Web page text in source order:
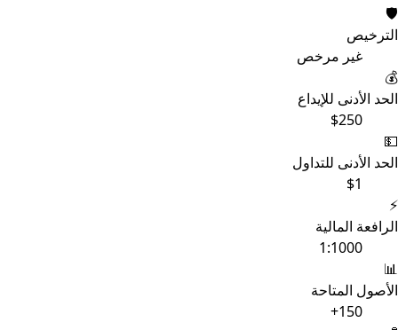
🛡️
الترخيص
غير مرخص
💰
الحد الأدنى للإيداع
$250
💵
الحد الأدنى للتداول
$1
⚡
الرافعة المالية
1:1000
📊
الأصول المتاحة
150+